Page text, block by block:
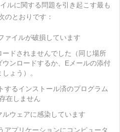
ルに関する問題を引き起こす最も
のとおりです：
ァイルが破損しています
ドされませんでした（同じ場所
ンロードするか、Eメールの添付
ょう）。
するインストール済のプログラム
在しません
ウェアに感染しています
アプリケーションにコンピュータ